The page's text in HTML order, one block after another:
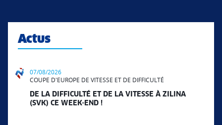
Actus
07/08/2026
COUPE D'EUROPE DE VITESSE ET DE DIFFICULTÉ
DE LA DIFFICULTÉ ET DE LA VITESSE À ZILINA
(SVK) CE WEEK-END !